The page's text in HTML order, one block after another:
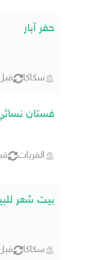
حفر آبار
سكاكا قبل ١٦
فستان نسائي
القريات قبل
بيت شعر
سكاكا قبل ١٩